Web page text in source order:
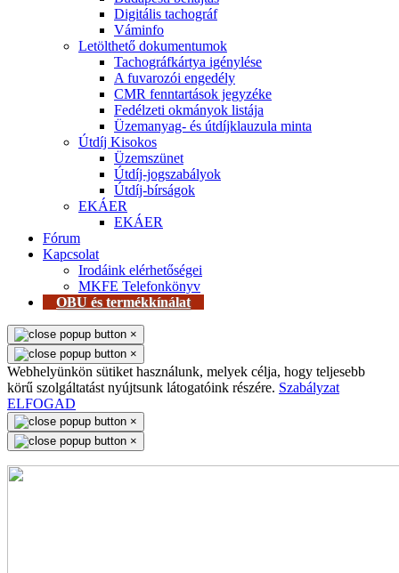
Digitális tachográf
Váminfo
Letölthető dokumentumok
Tachográfkártya igénylése
A fuvarozói engedély
CMR fenntartások jegyzéke
Fedélzeti okmányok listája
Üzemanyag- és útdíjklauzula minta
Útdíj Kisokos
Üzemszünet
Útdíj-jogszabályok
Útdíj-bírságok
EKÁER
EKÁER
Fórum
Kapcsolat
Irodáink elérhetőségei
MKFE Telefonkönyv
OBU és termékkínálat
×
×
Webhelyünkön sütiket használunk, melyek célja, hogy teljesebb
körű szolgáltatást nyújtsunk látogatóink részére. Szabályzat
ELFOGAD
×
×